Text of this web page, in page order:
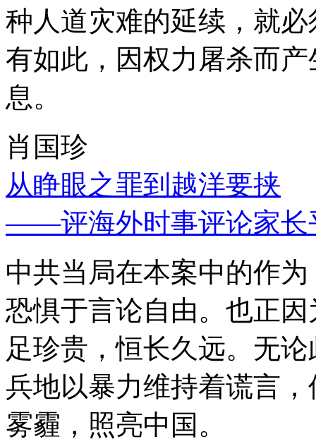
种人道灾难的延续，就
有如此，因权力屠杀而
息。
肖国珍
从睁眼之罪到越洋要挟
——评海外时事评论家长
中共当局在本案中的作
恐惧于言论自由。也正
足珍贵，恒长久远。无
兵地以暴力维持着谎言
雾霾，照亮中国。